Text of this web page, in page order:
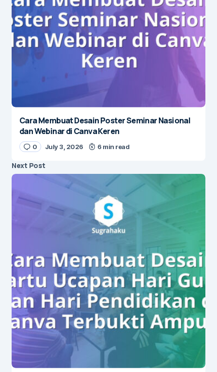
Cara Membuat Desain Poster Seminar Nasional
dan Webinar di Canva Keren
0 July 3, 2026 6 min read
Next Post